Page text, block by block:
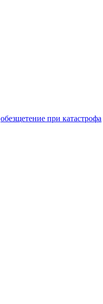
обезщетение при катастрофа